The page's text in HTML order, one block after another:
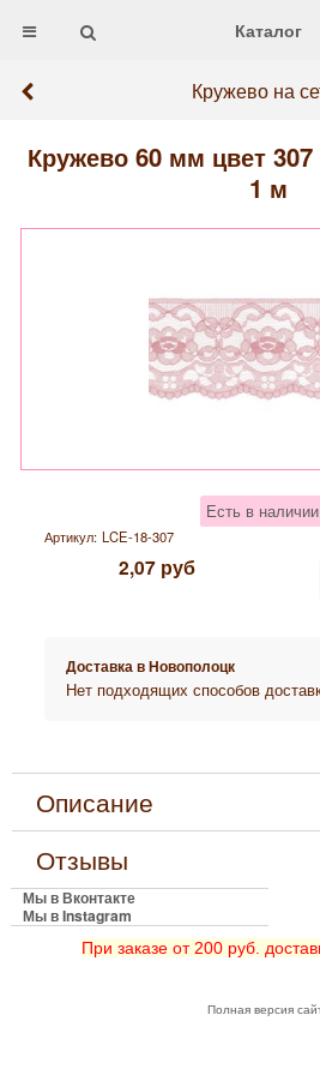
Каталог
Кружево на
Кружево 60 мм цвет
1 м
Есть в
Артикул: LCE-18-307
2,07 руб
Доставка вНовополоцк
Нет подходящих способов
Описание
Отзывы
Мы в Вконтакте
Мы в Instagram
При заказе от 200 руб.
Полная версия